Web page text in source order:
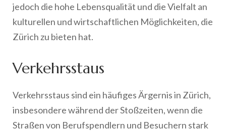
jedoch die hohe Lebensqualität und die Vielfalt an
kulturellen und wirtschaftlichen Möglichkeiten, die
Zürich zu bieten hat.
Verkehrsstaus
Verkehrsstaus sind ein häufiges Ärgernis in Zürich,
insbesondere während der Stoßzeiten, wenn die
Straßen von Berufspendlern und Besuchern stark